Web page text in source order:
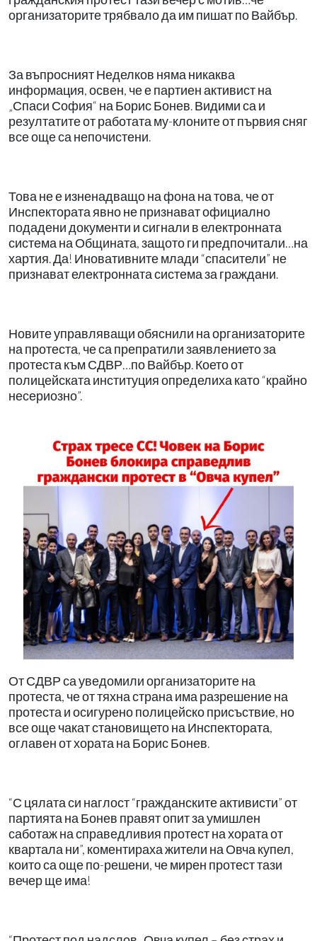
организаторите трябвало да им пишат по Вайбър.
За въпросният Неделков няма никаква
информация, освен, че е партиен активист на
„Спаси София“ на Борис Бонев. Видими са и
резултатите от работата му-клоните от първия сняг
все още са непочистени.
Това не е изненадващо на фона на това, че от
Инспектората явно не признават официално
подадени документи и сигнали в електронната
система на Общината, защото ги предпочитали…на
хартия. Да! Иновативните млади “спасители” не
признават електронната система за граждани.
Новите управляващи обяснили на организаторите
на протеста, че са препратили заявлението за
протеста към СДВР…по Вайбър. Което от
полицейската институция определиха като “крайно
несериозно”.
От СДВР са уведомили организаторите на
протеста, че от тяхна страна има разрешение на
протеста и осигурено полицейско присъствие, но
все още чакат становището на Инспектората,
оглавен от хората на Борис Бонев.
“С цялата си наглост “гражданските активисти” от
партията на Бонев правят опит за умишлен
саботаж на справедливия протест на хората от
квартала ни”, коментираха жители на Овча купел,
които са още по-решени, че мирен протест тази
вечер ще има!